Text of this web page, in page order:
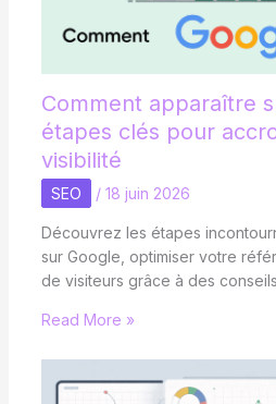
Comment apparaître
étapes clés pour
visibilité
SEO / 18 juin 2026
Découvrez les étapes
sur Google, optimiser votre
de visiteurs grâce à des
Read More »